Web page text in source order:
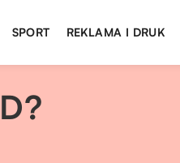
SPORT REKLAMA I DRUK